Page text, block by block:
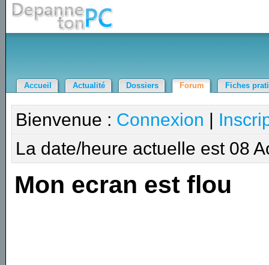
Accueil Actualité Dossiers Forum Fiches
Bienvenue : Connexion |
La date/heure actuelle est 08
Mon ecran est flou